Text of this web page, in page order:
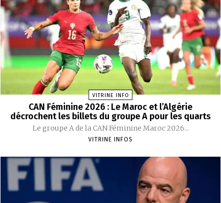
VITRINE INFO
CAN Féminine 2026 : Le Maroc et l’Algérie
décrochent les billets du groupe A pour les quarts
Le groupe A de la CAN Féminine Maroc 2026...
VITRINE INFOS